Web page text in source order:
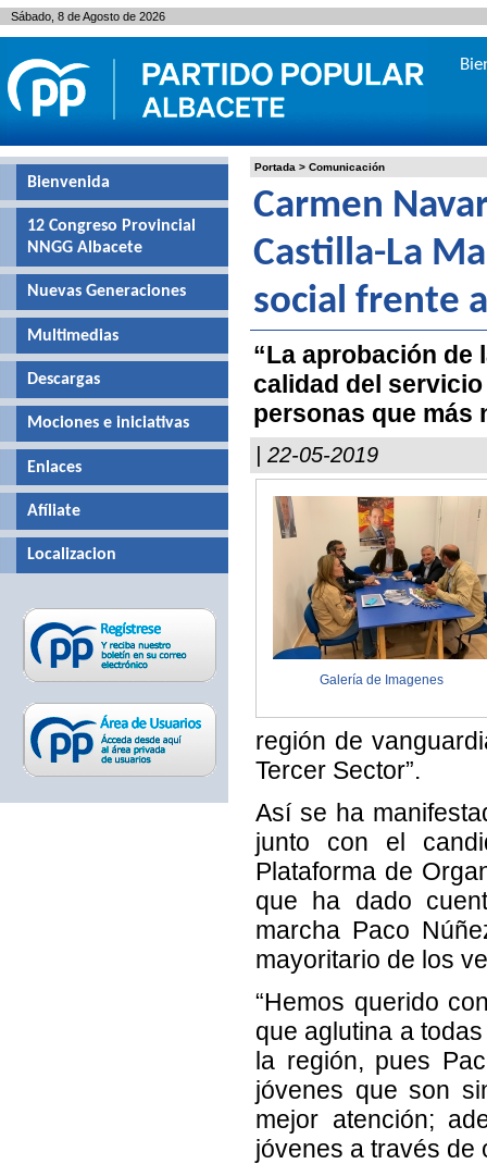
Portada > Comunicación
Carmen
Castilla-La
social frente
“La aprobación de
calidad del
personas que más
| 22-05-2019
Galería de Imagenes
región de
Tercer Sector”.
Así se ha
junto con el
Plataforma de
que ha dado
marcha Paco
mayoritario de los
“Hemos querido
que aglutina a
la región, pues
jóvenes que son
mejor atención;
jóvenes a través de
Bienvenida
12 Congreso Provincial
NNGG Albacete
Nuevas Generaciones
Multimedias
Descargas
Mociones e iniciativas
Enlaces
Afíliate
Localizacion
Sábado, 8 de Agosto de 2026